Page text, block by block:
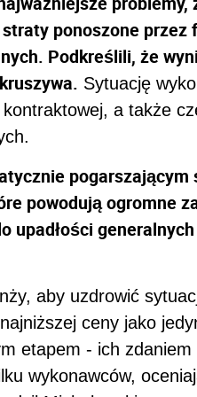
ponoszone
Podkreślili, że
Sytuację
a także
pogarszającym
powodują ogromne
upadłości
aby uzdrowić
ceny jako
etapem - ich
wykonawców,